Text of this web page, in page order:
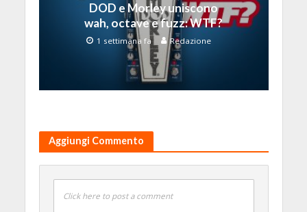
DOD e Morley uniscono
wah, octave e fuzz: WTF?
1 settimana fa Redazione
Aggiungi Commento
Click here to post a comment